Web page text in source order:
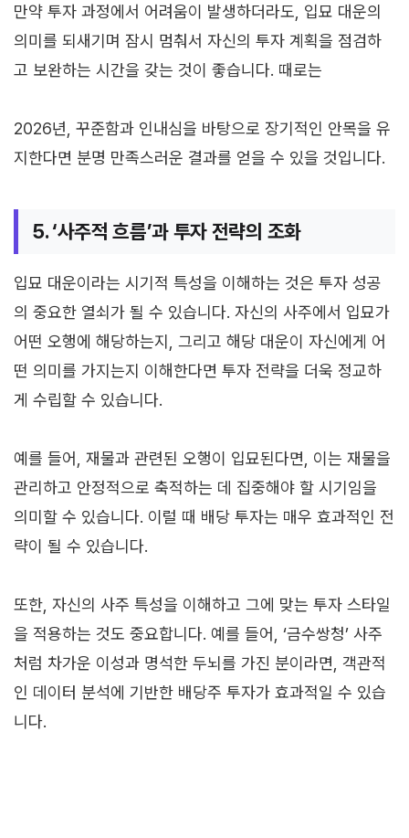
만약 투자 과정에서 어려움이 발생하더라도, 입묘 대운의
의미를 되새기며 잠시 멈춰서 자신의 투자 계획을 점검하
고 보완하는 시간을 갖는 것이 좋습니다. 때로는
2026년, 꾸준함과 인내심을 바탕으로 장기적인 안목을 유
지한다면 분명 만족스러운 결과를 얻을 수 있을 것입니다.
5. ‘사주적 흐름’과 투자 전략의 조화
입묘 대운이라는 시기적 특성을 이해하는 것은 투자 성공
의 중요한 열쇠가 될 수 있습니다. 자신의 사주에서 입묘가
어떤 오행에 해당하는지, 그리고 해당 대운이 자신에게 어
떤 의미를 가지는지 이해한다면 투자 전략을 더욱 정교하
게 수립할 수 있습니다.
예를 들어, 재물과 관련된 오행이 입묘된다면, 이는 재물을
관리하고 안정적으로 축적하는 데 집중해야 할 시기임을
의미할 수 있습니다. 이럴 때 배당 투자는 매우 효과적인 전
략이 될 수 있습니다.
또한, 자신의 사주 특성을 이해하고 그에 맞는 투자 스타일
을 적용하는 것도 중요합니다. 예를 들어, ‘금수쌍청’ 사주
처럼 차가운 이성과 명석한 두뇌를 가진 분이라면, 객관적
인 데이터 분석에 기반한 배당주 투자가 효과적일 수 있습
니다.